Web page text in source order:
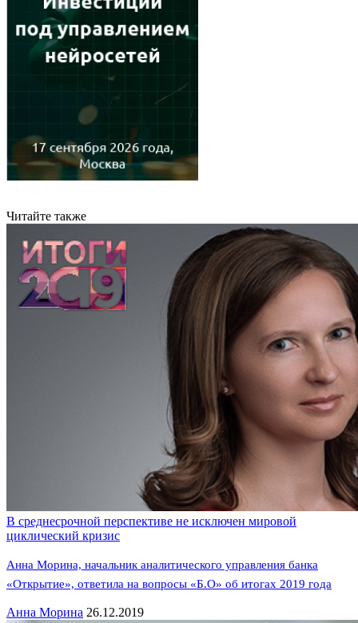
Читайте также
В среднесрочной перспективе не исключен мировой
циклический кризис
Анна Морина, начальник аналитического управления банка
«Открытие», ответила на вопросы «Б.О» об итогах 2019 года
Анна Морина 26.12.2019